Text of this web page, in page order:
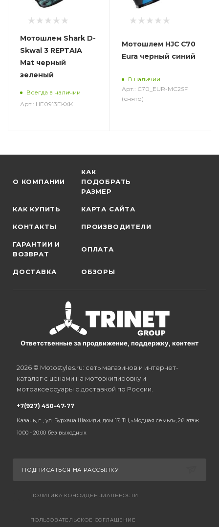
Мотошлем Shark D-
Skwal 3 REPTAIA
Mat черный
зеленый
Всегда в наличии
Арт.: HE0913EKXK
Мотошлем HJC C70
Eura черный синий
В наличии
Арт.: C70_EUR-MC2SF
(снято)
О КОМПАНИИ
КАК
ПОДОБРАТЬ
РАЗМЕР
КАК КУПИТЬ КАРТА САЙТА
КОНТАКТЫ ПРОИЗВОДИТЕЛИ
ГАРАНТИИ И
ВОЗВРАТ
ОПЛАТА
ДОСТАВКА ОБЗОРЫ
Ответственные за продвижение, поддержку, контент
2026 © Motostyles.ru: сеть магазинов и интернет-
каталог с ценами на мотоэкипировку и
мотоаксессуары с доставкой по России.
+7(927) 450-47-77
Казань, г. , ул. Бурхана Шахиди, дом 17, ТЦ «Модная семья», 2й этаж
10:00 - 20:00 без выходных
ПОДПИСАТЬСЯ НА РАССЫЛКУ
ПОЛИТИКА КОНФИДЕНЦИАЛЬНОСТИ
ПОЛЬЗОВАТЕЛЬСКОЕ СОГЛАШЕНИЕ